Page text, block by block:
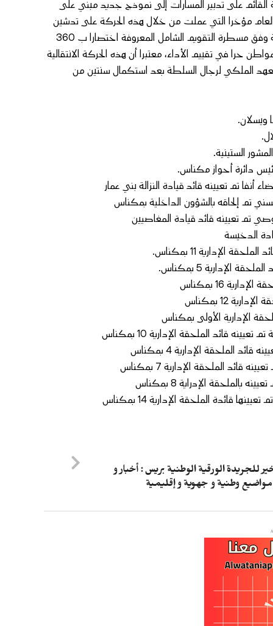
القائم على تدبير المسارات إلى نموذج جديد مبني على
العام مؤخرا التي عملت من خلال هذه الحركة على تدشين
مرحلة ثمينة في منظومة الوظيفة العمومية لتقييم نجاعة رجال السلطة وفق مسطرة التقويم الشامل المعروفة اختصارا ب 360
حرا في تقييم الأداء، معتبرا أن هذه الحركة الانتقالية
الملكي لرجال السلطة بعد استكمال سنتين من
ويسلان.
الستينية.
دائرة أحواز مكناس.
تم تعيينه قائد قيادة النزالة بني عمار
تم إلحاقه بالشؤون الداخلية بمكناس
تم تعيينه قائد قيادة المغاصيين
الدخيسة
الإدارية 11 بمكناس.
الإدارية 5 بمكناس.
16 بمكناس
12 بمكناس
الإدارية الأولى بمكناس
للجريدة الورقية الوطنية بريس : أخبار و
وطنية و جهوية و إقليمية